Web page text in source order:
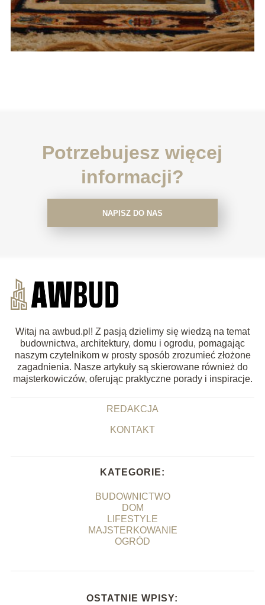
Potrzebujesz więcej
informacji?
NAPISZ DO NAS
Witaj na awbud.pl! Z pasją dzielimy się wiedzą na temat
budownictwa, architektury, domu i ogrodu, pomagając
naszym czytelnikom w prosty sposób zrozumieć złożone
zagadnienia. Nasze artykuły są skierowane również do
majsterkowiczów, oferując praktyczne porady i inspiracje.
REDAKCJA
KONTAKT
KATEGORIE:
BUDOWNICTWO
DOM
LIFESTYLE
MAJSTERKOWANIE
OGRÓD
OSTATNIE WPISY: